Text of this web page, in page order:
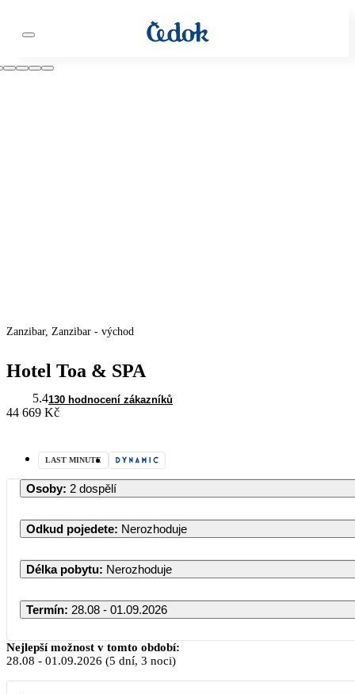
Zanzibar, Zanzibar - východ
Hotel Toa & SPA
5.4130 hodnocení zákazníků
44 669 Kč
LAST MINUTE
Osoby: 2 dospělí
Odkud pojedete: Nerozhoduje
Délka pobytu: Nerozhoduje
Termín: 28.08 - 01.09.2026
Nejlepší možnost v tomto období:
28.08 - 01.09.2026 (5 dní, 3 noci)